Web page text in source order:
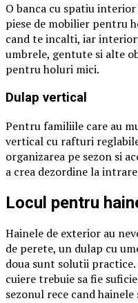
O banca cu spatiu
piese de mobilier pentru
cand te incalti, iar
umbrele, gentute si alte
pentru holuri mici.
Dulap vertical
Pentru familiile care au
vertical cu rafturi
organizarea pe sezon si
a crea dezordine la
Locul pentru
Hainele de exterior au
de perete, un dulap cu
doua sunt solutii
cuiere trebuie sa fie
sezonul rece cand